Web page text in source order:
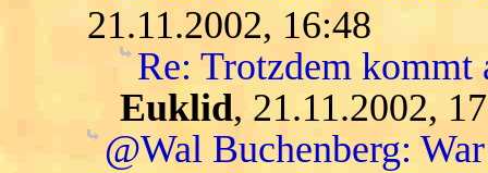
21.11.2002, 16:48
Re: Trotzdem
Euklid, 21.11.2002,
@Wal Buchenberg: